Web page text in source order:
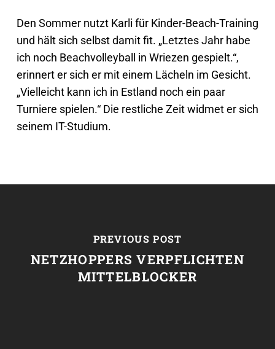
Den Sommer nutzt Karli für Kinder-Beach-Training
und hält sich selbst damit fit. „Letztes Jahr habe
ich noch Beachvolleyball in Wriezen gespielt.“,
erinnert er sich er mit einem Lächeln im Gesicht.
„Vielleicht kann ich in Estland noch ein paar
Turniere spielen.“ Die restliche Zeit widmet er sich
seinem IT-Studium.
PREVIOUS POST
NETZHOPPERS VERPFLICHTEN
MITTELBLOCKER